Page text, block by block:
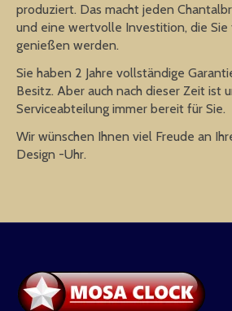
produziert. Das macht jeden
und eine wertvolle Investition, die Sie
genießen werden.
Sie haben 2 Jahre vollständige
Besitz. Aber auch nach dieser Zeit ist
Serviceabteilung immer bereit für Sie.
Wir wünschen Ihnen viel Freude an
Design -Uhr.